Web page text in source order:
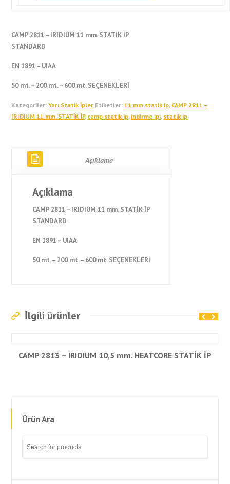
CAMP 2811 – IRIDIUM 11 mm. STATİK İP
STANDARD
EN 1891 – UIAA
50 mt. – 200 mt. – 600 mt. SEÇENEKLERİ
Kategoriler:Yarı Statik İpler Etiketler:11 mm statik ip, CAMP 2811 –
IRIDIUM 11 mm. STATİK İP, camp statik ip, indirme ipi, statik ip
Açıklama
Açıklama
CAMP 2811 – IRIDIUM 11 mm. STATİK İP
STANDARD
EN 1891 – UIAA
50 mt. – 200 mt. – 600 mt. SEÇENEKLERİ
İlgili ürünler
CAMP 2813 – IRIDIUM 10,5 mm. HEATCORE STATİK İP
Ürün Ara